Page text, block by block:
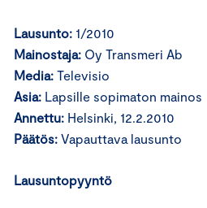
Lausunto: 1/2010
Mainostaja: Oy Transmeri Ab
Media: Televisio
Asia: Lapsille sopimaton mainos
Annettu: Helsinki, 12.2.2010
Päätös: Vapauttava lausunto
Lausuntopyyntö